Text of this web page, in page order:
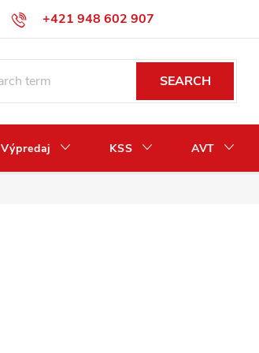
+421 948 602 907
Odstúpenie od zmluvy / vrátenie peňazí
SEARCH
Výpredaj KSS AVT